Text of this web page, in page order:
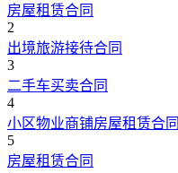
房屋租赁合同
2
出境旅游接待合同
3
二手车买卖合同
4
小区物业商铺房屋租赁合同
5
房屋租赁合同